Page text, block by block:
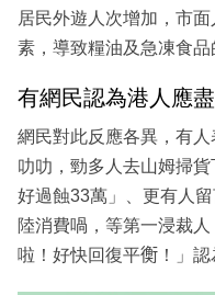
居民外遊人次增加，市
素，導致糧油及急凍食品
有網民認為港人應
網民對此反應各異，有
叻叻，勁多人去山姆掃
好過蝕33萬」、更有人
陸消費喎，等第一浸裁
啦！好快回復平𧗾！」認